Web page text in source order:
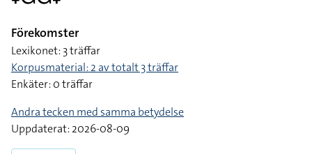
Förekomster
Lexikonet: 3 träffar
Korpusmaterial: 2 av totalt 3 träffar
Enkäter: 0 träffar
Andra tecken med samma betydelse
Uppdaterat: 2026-08-09